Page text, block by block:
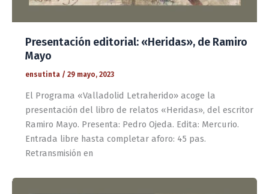
Presentación editorial: «Heridas», de Ramiro
Mayo
ensutinta / 29 mayo, 2023
El Programa «Valladolid Letraherido» acoge la
presentación del libro de relatos «Heridas», del escritor
Ramiro Mayo. Presenta: Pedro Ojeda. Edita: Mercurio.
Entrada libre hasta completar aforo: 45 pas.
Retransmisión en